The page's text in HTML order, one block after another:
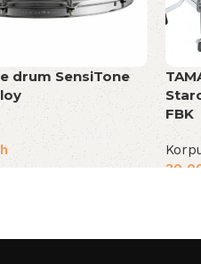
drum SensiTone
FBK